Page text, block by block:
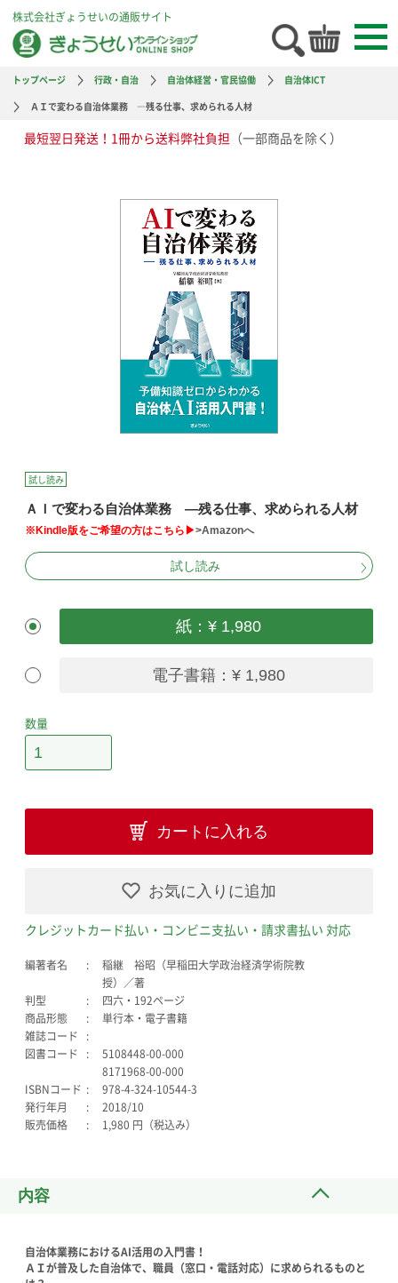
株式会社ぎょうせいの通販サイト
トップページ 行政・自治 自治体経営・官民協働
自治体ICT
ＡＩで変わる自治体業務 ―残る仕事、求められる人材
最短翌日発送！1冊から送料弊社負担 （一部商品を除く）
試し読み
ＡＩで変わる自治体業務 ―残る仕事、求められる人材
※Kindle版をご希望の方はこちら▶>Amazonへ
試し読み
紙：¥ 1,980
電子書籍：¥ 1,980
数量
カートに入れる
お気に入りに追加
クレジットカード払い・コンビニ支払い・請求書払い 対応
編著者名
稲継 裕昭（早稲田大学政治経済学術院教
授）／著
判型
四六・192ページ
商品形態
単行本・電子書籍
雑誌コード
図書コード
5108448-00-000
8171968-00-000
ISBNコード
978-4-324-10544-3
発行年月
2018/10
販売価格
1,980 円（税込み）
内容
自治体業務におけるAI活用の入門書！
ＡＩが普及した自治体で、職員（窓口・電話対応）に求められるものと